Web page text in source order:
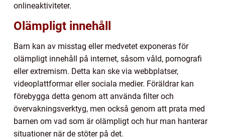
onlineaktiviteter.
Olämpligt innehåll
Barn kan av misstag eller medvetet exponeras för
olämpligt innehåll på internet, såsom våld, pornografi
eller extremism. Detta kan ske via webbplatser,
videoplattformar eller sociala medier. Föräldrar kan
förebygga detta genom att använda filter och
övervakningsverktyg, men också genom att prata med
barnen om vad som är olämpligt och hur man hanterar
situationer när de stöter på det.